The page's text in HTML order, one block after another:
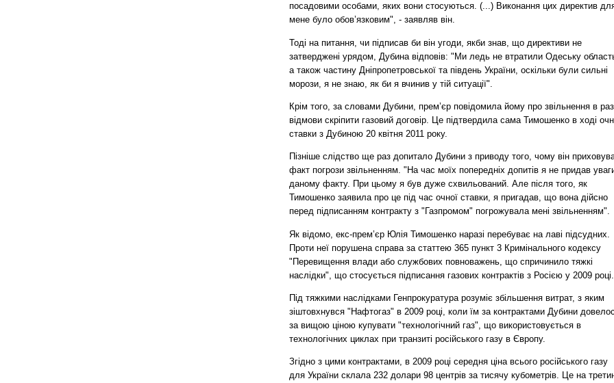
посадовими особами, яких вони стосуються. (...) Виконання цих директив
мене було обов’язковим", - заявляв він.
Тоді на питання, чи підписав би він угоди, якби знав, що директиви не
затверджені урядом, Дубина відповів: "Ми ледь не втратили Одеську
а також частину Дніпропетровської та південь України, оскільки були сильні
морози, я не знаю, як би я вчинив у тій ситуації".
Крім того, за словами Дубини, прем’єр повідомила йому про звільнення в
відмови скріпити газовий договір. Це підтвердила сама Тимошенко в ході
ставки з Дубиною 20 квітня 2011 року.
Пізніше слідство ще раз допитало Дубини з приводу того, чому він
факт погрози звільненням. "На час моїх попередніх допитів я не придав
даному факту. При цьому я був дуже схвильований. Але після того, як
Тимошенко заявила про це під час очної ставки, я пригадав, що вона дійсно
перед підписанням контракту з "Газпромом" погрожувала мені звільненням".
Як відомо, екс-прем’єр Юлія Тимошенко наразі перебуває на лаві підсудних.
Проти неї порушена справа за статтею 365 пункт 3 Кримінального кодексу
"Перевищення влади або службових повноважень, що спричинило тяжкі
наслідки", що стосується підписання газових контрактів з Росією у 2009 році.
Під тяжкими наслідками Генпрокуратура розуміє збільшення витрат, з яким
зіштовхнувся "Нафтогаз" в 2009 році, коли їм за контрактами Дубини
за вищою ціною купувати "технологічний газ", що використовується в
технологічних циклах при транзиті російського газу в Європу.
Згідно з цими контрактами, в 2009 році середня ціна всього російського газу
для України склала 232 долари 98 центрів за тисячу кубометрів. Це на